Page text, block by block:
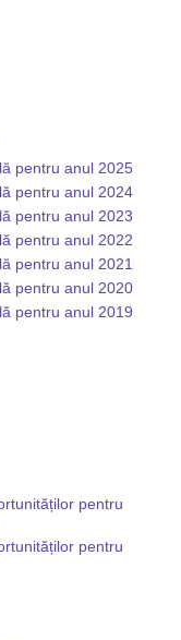
pentru anul 2025
pentru anul 2024
pentru anul 2023
pentru anul 2022
pentru anul 2021
pentru anul 2020
pentru anul 2019
pentru
pentru